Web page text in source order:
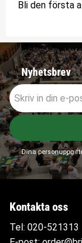
Bli den första
Nyhetsbrev
Dina
Kontakta oss
Tel: 020-521313